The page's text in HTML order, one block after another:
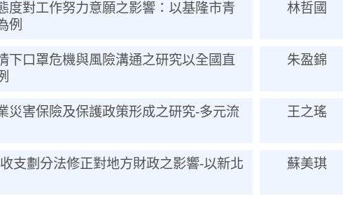
度對工作努力意願之影響：以基隆市青
例
林哲國
下口罩危機與風險溝通之研究以全國直
朱盈錦
災害保險及保護政策形成之研究-多元流
王之瑤
支劃分法修正對地方財政之影響-以新北
蘇美琪